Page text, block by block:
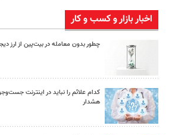
اخبار بازار و کسب و کار
چطور بدون معامله در بیت‌پین از ارز
کدام علائم را نباید در اینترنت
هشدار